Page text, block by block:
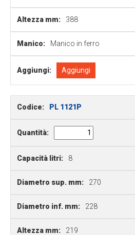
Altezza mm: 388
Manico: Manico in ferro
Aggiungi: Aggiungi
Codice: PL 1121P
Quantità:
Capacità litri: 8
Diametro sup. mm: 270
Diametro inf. mm: 228
Altezza mm: 219